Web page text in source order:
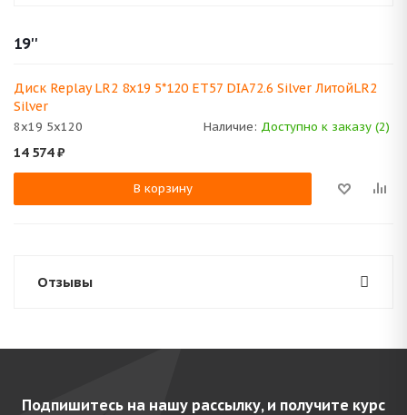
19''
Диск Replay LR2 8x19 5*120 ET57 DIA72.6 Silver ЛитойLR2
Silver
8x19 5x120 Наличие: Доступно к заказу (2)
14 574₽
В корзину
Отзывы
Подпишитесь на нашу рассылку, и получите курс